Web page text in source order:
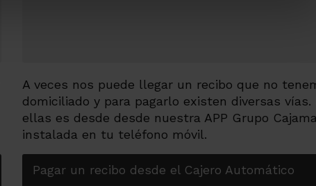
A veces nos puede llegar un recibo que no
domiciliado y para pagarlo existen diversas vías.
ellas es desde desde nuestra APP Grupo
instalada en tu teléfono móvil.
Pagar un recibo desde el Cajero Automático